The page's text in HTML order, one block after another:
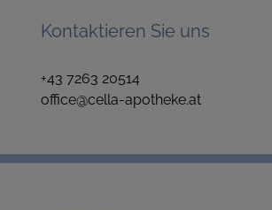
Kontaktieren Sie uns
+43 7263 20514
office@cella-apotheke.at